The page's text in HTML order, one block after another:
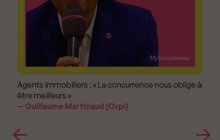
Agents immobiliers : « La concurrence nous oblige à
être meilleurs »
Guillaume Martinaud (Orpi)